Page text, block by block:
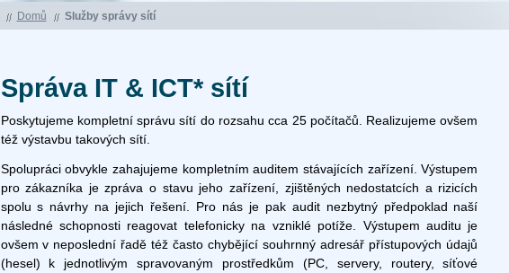
Domů Služby správy sítí
Správa IT & ICT* sítí
Poskytujeme kompletní správu sítí do rozsahu cca 25 počítačů. Realizujeme ovšem
též výstavbu takových sítí.
Spolupráci obvykle zahajujeme kompletním auditem stávajících zařízení. Výstupem
pro zákazníka je zpráva o stavu jeho zařízení, zjištěných nedostatcích a rizicích
spolu s návrhy na jejich řešení. Pro nás je pak audit nezbytný předpoklad naší
následné schopnosti reagovat telefonicky na vzniklé potíže. Výstupem auditu je
ovšem v neposlední řadě též často chybějící souhrnný adresář přístupových údajů
(hesel) k jednotlivým spravovaným prostředkům (PC, servery, routery, síťové